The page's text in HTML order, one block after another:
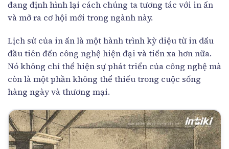
đang định hình lại cách chúng ta tương tác với in ấn
và mở ra cơ hội mới trong ngành này.
Lịch sử của in ấn là một hành trình kỳ diệu từ in dấu
đầu tiên đến công nghệ hiện đại và tiến xa hơn nữa.
Nó không chỉ thể hiện sự phát triển của công nghệ mà
còn là một phần không thể thiếu trong cuộc sống
hàng ngày và thương mại.